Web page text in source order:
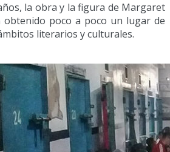
la obra y la figura de Margaret
obtenido poco a poco un lugar de
literarios y culturales.